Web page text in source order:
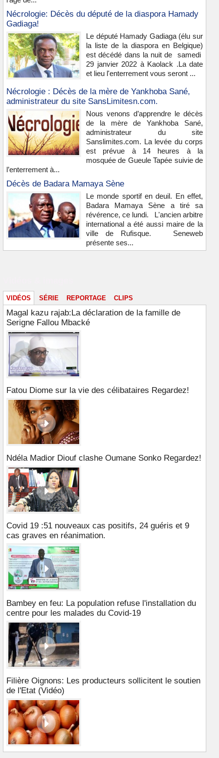
Nécrologie: Décès du député de la diaspora Hamady
Gadiaga!
Le député Hamady Gadiaga (élu sur
la liste de la diaspora en Belgique)
est décédé dans la nuit de samedi
29 janvier 2022 à Kaolack .La date
et lieu l'enterrement vous seront ...
Nécrologie : Décès de la mère de Yankhoba Sané,
administrateur du site SansLimitesn.com.
Nous venons d’apprendre le décès
de la mère de Yankhoba Sané,
administrateur du site
Sanslimites.com. La levée du corps
est prévue à 14 heures à la
mosquée de Gueule Tapée suivie de
l’enterrement à...
Décès de Badara Mamaya Sène
Le monde sportif en deuil. En effet,
Badara Mamaya Sène a tiré sa
révérence, ce lundi. L'ancien arbitre
international a été aussi maire de la
ville de Rufisque. Seneweb
présente ses...
VIDÉOS SÉRIE REPORTAGE CLIPS
Magal kazu rajab:La déclaration de la famille de
Serigne Fallou Mbacké
Fatou Diome sur la vie des célibataires Regardez!
Ndéla Madior Diouf clashe Oumane Sonko Regardez!
Covid 19 :51 nouveaux cas positifs, 24 guéris et 9
cas graves en réanimation.
Bambey en feu: La population refuse l'installation du
centre pour les malades du Covid-19
Filière Oignons: Les producteurs sollicitent le soutien
de l'Etat (Vidéo)